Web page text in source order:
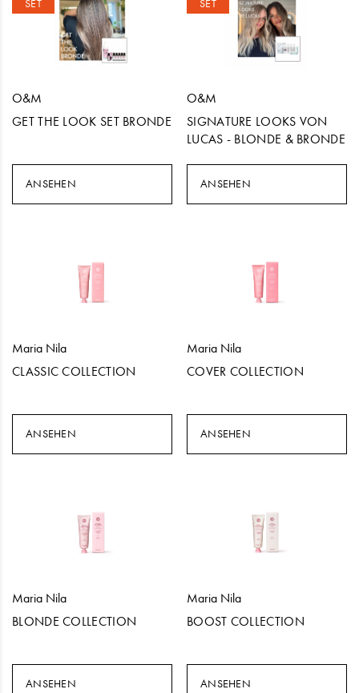
SET
O&M
GET THE LOOK SET BRONDE
ANSEHEN
SET
O&M
SIGNATURE LOOKS VON
LUCAS - BLONDE & BRONDE
ANSEHEN
Maria Nila
CLASSIC COLLECTION
ANSEHEN
Maria Nila
COVER COLLECTION
ANSEHEN
Maria Nila
BLONDE COLLECTION
ANSEHEN
Maria Nila
BOOST COLLECTION
ANSEHEN